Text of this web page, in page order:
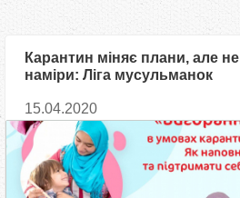
Карантин міняє плани, але не
наміри: Ліга мусульманок
для жінок перед Рамаданом
15.04.2020